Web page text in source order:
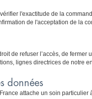
vérifier l'exactitude de la
de l'acceptation de la
de refuser l’accès, de
lignes directrices de notre
données
attache un soin